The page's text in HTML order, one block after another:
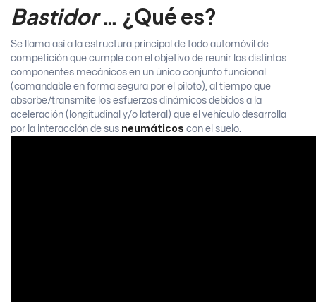
Bastidor… ¿Qué es?
Se llama así a la estructura principal de todo automóvil de
competición que cumple con el objetivo de reunir los distintos
componentes mecánicos en un único conjunto funcional
(comandable en forma segura por el piloto), al tiempo que
absorbe/transmite los esfuerzos dinámicos debidos a la
aceleración (longitudinal y/o lateral) que el vehículo desarrolla
por la interacción de sus neumáticos con el suelo.